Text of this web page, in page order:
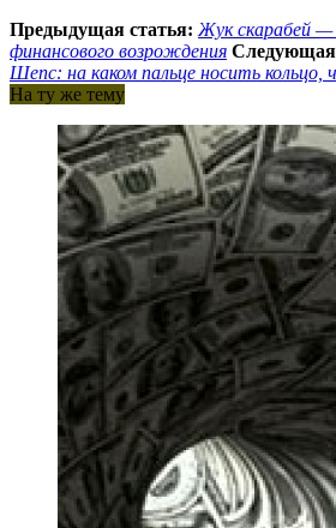
Предыдущая статья: Жук скарабей —
финансового возрождения Следующая
Шепс: на каком пальце носить кольцо,
На ту же тему